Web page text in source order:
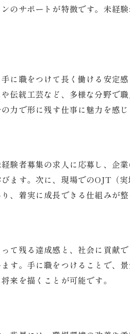
職人になりたい人にお
未経験から始める職人キャ
リフォーム職人未経験
未経験から職人になる
女性が未経験から職人
未経験者募集で得るキ
のサポートが特徴です。未経
に職をつけて長く働ける安定
伝統工芸など、多様な分野で
力で形に残す仕事に魅力を感
験者募集の求人に応募し、企
ます。次に、現場でのOJT（
、着実に成長できる仕組みが整
て残る達成感と、社会に貢献
す。手に職をつけることで、
来を描くことが可能です。